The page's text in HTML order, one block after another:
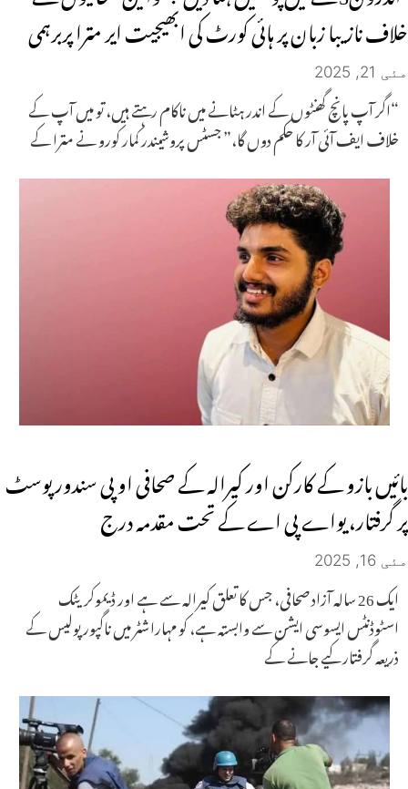
خلاف نازیبا زبان پر ہائی کورٹ کی ابھیجیت ایر مترا پربرہمی
مئی 21, 2025
“اگر آپ پانچ گھنٹوں کے اندر ہٹانے میں ناکام رہتے ہیں، تو میں آپ کے
خلاف ایف آئی آر کا حکم دوں گا،” جسٹس پروشیندر کمار کورو نے مترا کے
بائیں بازو کے کارکن اور کیرالہ کے صحافی او پی سندور پوسٹ
پر گرفتار، یواے پی اے کے تحت مقدمہ درج
مئی 16, 2025
ایک 26 سالہ آزاد صحافی، جس کا تعلق کیرالہ سے ہے اور ڈیموکریٹک
اسٹوڈنٹس ایسوسی ایشن سے وابستہ ہے، کو مہاراشٹر میں ناگپور پولیس کے
ذریعہ گرفتار کیے جانے کے